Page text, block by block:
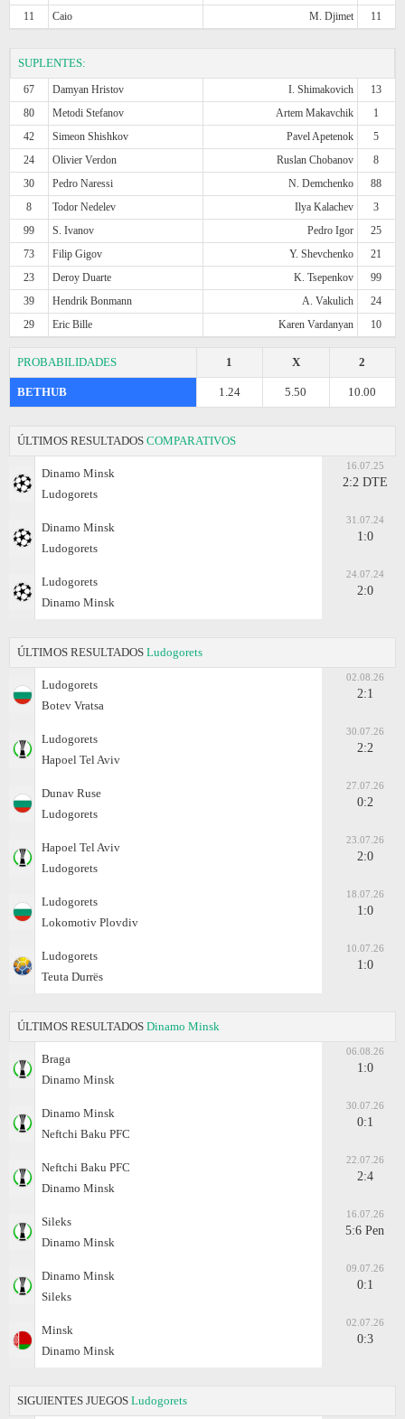
11
Caio M. Djimet 11
SUPLENTES:
67 Damyan Hristov I. Shimakovich
13
80
Metodi Stefanov Artem Makavchik
1
42
Simeon Shishkov Pavel Apetenok
5
24
Olivier Verdon Ruslan Chobanov
8
30
Pedro Naressi N. Demchenko
88
8
Todor Nedelev Ilya Kalachev
3
99
S. Ivanov Pedro Igor
25
73
Filip Gigov Y. Shevchenko
21
23
Deroy Duarte K. Tsepenkov
99
39
Hendrik Bonmann A. Vakulich
24
29
Eric Bille Karen Vardanyan 10
PROBABILIDADES 2
X
1
BETHUB 10.00
5.50
1.24
ÚLTIMOS RESULTADOS COMPARATIVOS
Dinamo Minsk
Ludogorets
16.07.25
2:2 DTE
Dinamo Minsk
Ludogorets
31.07.24
1:0
Ludogorets
Dinamo Minsk
24.07.24
2:0
ÚLTIMOS RESULTADOS Ludogorets
Ludogorets
Botev Vratsa
02.08.26
2:1
Ludogorets
Hapoel Tel Aviv
30.07.26
2:2
Dunav Ruse
Ludogorets
27.07.26
0:2
Hapoel Tel Aviv
Ludogorets
23.07.26
2:0
Ludogorets
Lokomotiv Plovdiv
18.07.26
1:0
Ludogorets
Teuta Durrës
10.07.26
1:0
ÚLTIMOS RESULTADOS Dinamo Minsk
Braga
Dinamo Minsk
06.08.26
1:0
Dinamo Minsk
Neftchi Baku PFC
30.07.26
0:1
Neftchi Baku PFC
Dinamo Minsk
22.07.26
2:4
Sileks
Dinamo Minsk
16.07.26
5:6 Pen
Dinamo Minsk
Sileks
09.07.26
0:1
Minsk
Dinamo Minsk
02.07.26
0:3
SIGUIENTES JUEGOS Ludogorets